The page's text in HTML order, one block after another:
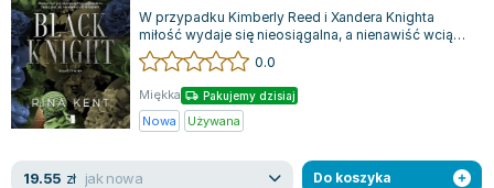
W przypadku Kimberly Reed i Xandera Knighta
miłość wydaje się nieosiągalna, a nienawiść wciąż
trzyma ich w szachu. Kimberly doskon...
0.0
Miękka Pakujemy dzisiaj
Nowa Używana
19.55 zł jak nowa Do koszyka